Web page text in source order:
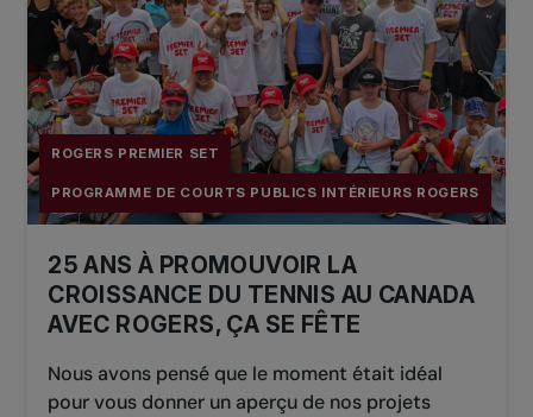
ROGERS PREMIER SET
PROGRAMME DE COURTS PUBLICS INTÉRIEURS ROGERS
25 ANS À PROMOUVOIR LA
CROISSANCE DU TENNIS AU CANADA
AVEC ROGERS, ÇA SE FÊTE
Nous avons pensé que le moment était idéal
pour vous donner un aperçu de nos projets